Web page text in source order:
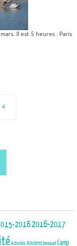
Il est 5 heures : Paris
4
20162016-2017
ActivitésAnciens banquetCamp